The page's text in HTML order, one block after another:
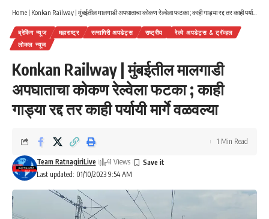
Home | Konkan Railway | मुंबईतील मालगाडी अपघाताचा कोकण रेल्वेला फटका ; काही गाड्या रद्द तर काही पर्यायी मार्गे वळवल्या
ब्रेकिंग न्यूज महाराष्ट्र रत्नागिरी अपडेट्स राष्ट्रीय
रेल्वे अपडेट्स & ट्रॅव्हल
लोकल न्यूज
Konkan Railway | मुंबईतील मालगाडी
अपघाताचा कोकण रेल्वेला फटका ; काही
गाड्या रद्द तर काही पर्यायी मार्गे वळवल्या
Last updated: 01/10/2023 9:54 AM
Team RatnagiriLive 41 Views
1 Min Read